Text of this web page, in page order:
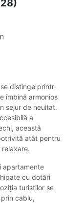
distinge printr-
îmbină armonios
sejur de neuitat.
a
această
atât pentru
apartamente
cu dotări
turiștilor se
cablu,